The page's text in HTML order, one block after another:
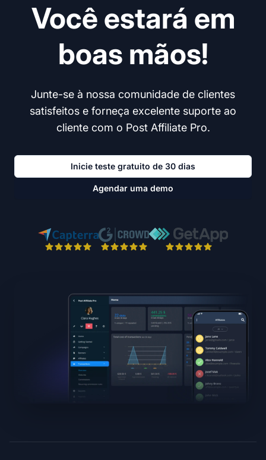
Você estará em
boas mãos!
Junte-se à nossa comunidade de clientes
satisfeitos e forneça excelente suporte ao
cliente com o Post Affiliate Pro.
Inicie teste gratuito de 30 dias
Agendar uma demo